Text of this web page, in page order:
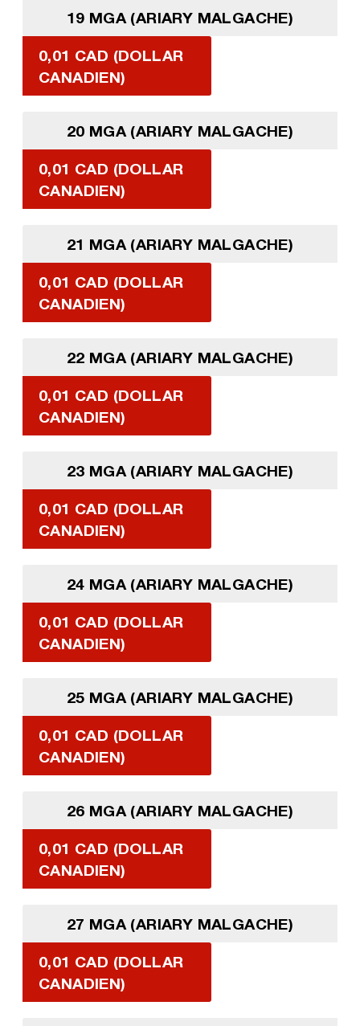
19 MGA (ARIARY MALGACHE)
0,01 CAD (DOLLAR
CANADIEN)
20 MGA (ARIARY MALGACHE)
0,01 CAD (DOLLAR
CANADIEN)
21 MGA (ARIARY MALGACHE)
0,01 CAD (DOLLAR
CANADIEN)
22 MGA (ARIARY MALGACHE)
0,01 CAD (DOLLAR
CANADIEN)
23 MGA (ARIARY MALGACHE)
0,01 CAD (DOLLAR
CANADIEN)
24 MGA (ARIARY MALGACHE)
0,01 CAD (DOLLAR
CANADIEN)
25 MGA (ARIARY MALGACHE)
0,01 CAD (DOLLAR
CANADIEN)
26 MGA (ARIARY MALGACHE)
0,01 CAD (DOLLAR
CANADIEN)
27 MGA (ARIARY MALGACHE)
0,01 CAD (DOLLAR
CANADIEN)